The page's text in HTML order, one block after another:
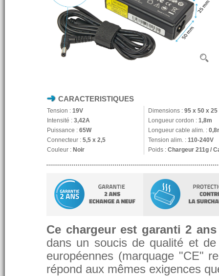
CARACTERISTIQUES
Tension : 19V Dimensions : 95 x 50 x 25
Intensité : 3,42A Longueur cordon : 1,8m
Puissance : 65W Longueur cable alim. :
Connecteur : 5,5 x 2,5 Tension alim. : 110-240V
Couleur : Noir Poids : Chargeur 211g /
Ce chargeur est garanti 2 ans
dans un soucis de qualité et
européennes (marquage "CE"
répond aux mêmes exigences